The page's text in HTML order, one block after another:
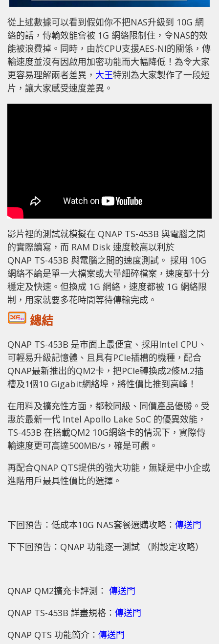
從上述數據可以看到假如你不把NAS升級到 10G 網
絡的話，傳輸效能會被 1G 網絡限制住，令NAS的效
能被浪費掉。同時，由於CPU支援AES-NI的關係，傳
輸速度並沒有因啟用加密功能而大幅降低！為令大家
更容易理解兩者差異， 大王特別為大家製作了一段短
片，讓大家感受速度差異。
影片裡的測試就模擬在 QNAP TS-453B 與電腦之間
的實際讀寫，而 RAM Disk 速度較高以利於
QNAP TS-453B 與電腦之間的速度測試。 採用 10G
網絡不論是單一大檔案或大量細碎檔案，速度都十分
穩定及快速。但換成 1G 網絡，速度都被 1G 網絡限
制，用家就要多花時間等待傳輸完成。
總結
QNAP TS-453B 是市面上最便宜、採用Intel CPU、
可輕易升級記憶體、且具有PCIe插槽的機種，配合
QNAP最新推出的QM2卡，把PCIe轉換成2條M.2插
槽及1個10 Gigabit網絡埠，將性價比推到高峰！
在用料及擴充性方面，都較同級、同價產品優勝。受
惠於最新一代 Intel Apollo Lake SoC 的優異效能，
TS-453B 在搭載QM2 10G網絡卡的情況下，實際傳
輸速度更可高達500MB/s，確是可觀。
再配合QNAP QTS提供的強大功能，無疑是中小企或
進階用戶最具性價比的選擇。
下回預告：低成本10G NAS套餐選購攻略： 傳送門
下下回預告：QNAP 功能逐一測試 （附設定攻略）
QNAP QM2擴充卡評測： 傳送門
QNAP TS-453B 詳盡規格： 傳送門
QNAP QTS 功能簡介： 傳送門